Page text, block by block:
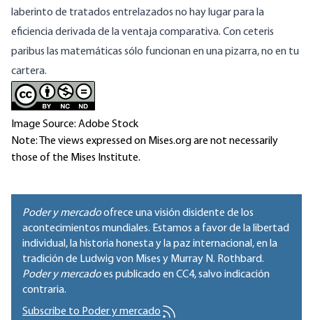
laberinto de tratados entrelazados no hay lugar para la
eficiencia derivada de la ventaja comparativa. Conceteris
paribus las matemáticas sólo funcionan en una pizarra, no en tu
cartera.
Image Source: Adobe Stock
Note: The views expressed on Mises.org are not necessarily
those of the Mises Institute.
Poder y mercadoofrece una visión disidente de los
acontecimientos mundiales. Estamos a favor de la libertad
individual, la historia honesta y la paz internacional, en la
tradición de Ludwig von Mises y Murray N. Rothbard.
Poder y mercadoes publicado enCC4, salvo indicación
contraria.
Subscribe to Poder y mercado